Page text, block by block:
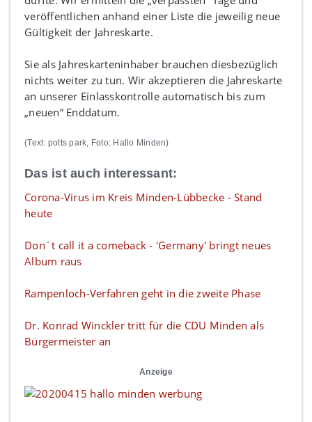
veröffentlichen anhand einer Liste die jeweilig neue
Gültigkeit der Jahreskarte.
Sie als Jahreskarteninhaber brauchen diesbezüglich
nichts weiter zu tun. Wir akzeptieren die Jahreskarte
an unserer Einlasskontrolle automatisch bis zum
„neuen“ Enddatum.
(Text: potts park, Foto: Hallo Minden)
Das ist auch interessant:
Corona-Virus im Kreis Minden-Lübbecke - Stand
heute
Don´t call it a comeback - 'Germany' bringt neues
Album raus
Rampenloch-Verfahren geht in die zweite Phase
Dr. Konrad Winckler tritt für die CDU Minden als
Bürgermeister an
Anzeige